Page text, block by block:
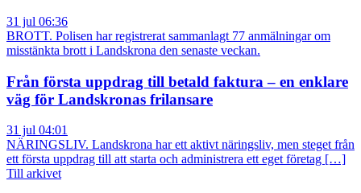
31 jul 06:36
BROTT. Polisen har registrerat sammanlagt 77 anmälningar om
misstänkta brott i Landskrona den senaste veckan.
Från första uppdrag till betald faktura – en enklare
väg för Landskronas frilansare
31 jul 04:01
NÄRINGSLIV. Landskrona har ett aktivt näringsliv, men steget från
ett första uppdrag till att starta och administrera ett eget företag […]
Till arkivet